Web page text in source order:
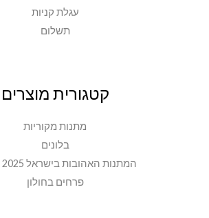
עגלת קניות
תשלום
קטגורית מוצרים
מתנות מקוריות
בלונים
המתנות האהובות בישראל 2025 -2026
פרחים בחולון